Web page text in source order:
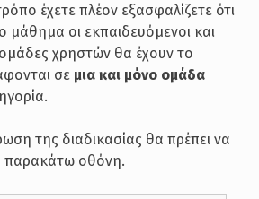
έχετε πλέον εξασφαλίζετε ότι
μάθημα οι εκπαιδευόμενοι και
χρηστών θα έχουν το
σε μια και μόνο ομάδα
της διαδικασίας θα πρέπει να
παρακάτω οθόνη.